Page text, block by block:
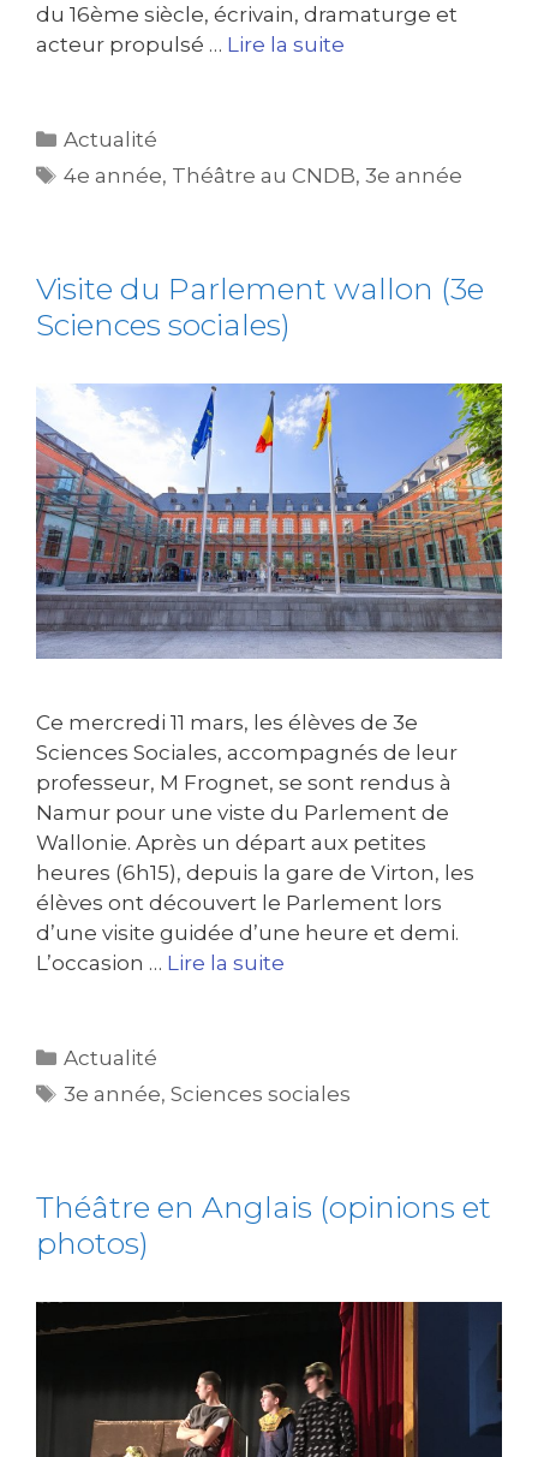
du 16ème siècle, écrivain, dramaturge et
acteur propulsé … Lire la suite
Actualité
4e année, Théâtre au CNDB,3e année
Visite du Parlement wallon (3e
Sciences sociales)
Ce mercredi 11 mars, les élèves de 3e
Sciences Sociales, accompagnés de leur
professeur, M Frognet, se sont rendus à
Namur pour une viste du Parlement de
Wallonie. Après un départ aux petites
heures (6h15), depuis la gare de Virton, les
élèves ont découvert le Parlement lors
d’une visite guidée d’une heure et demi.
L’occasion … Lire la suite
Actualité
3e année,Sciences sociales
Théâtre en Anglais (opinions et
photos)